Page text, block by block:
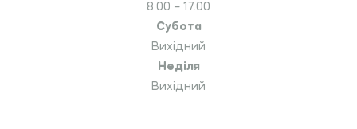
8.00 – 17.00
Субота
Вихідний
Неділя
Вихідний